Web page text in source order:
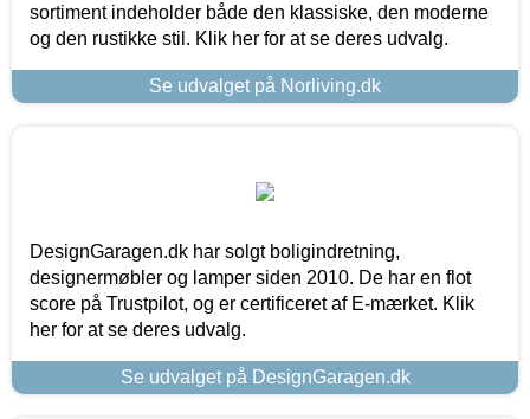
sortiment indeholder både den klassiske, den moderne
og den rustikke stil. Klik her for at se deres udvalg.
Se udvalget på Norliving.dk
DesignGaragen.dk har solgt boligindretning,
designermøbler og lamper siden 2010. De har en flot
score på Trustpilot, og er certificeret af E-mærket. Klik
her for at se deres udvalg.
Se udvalget på DesignGaragen.dk